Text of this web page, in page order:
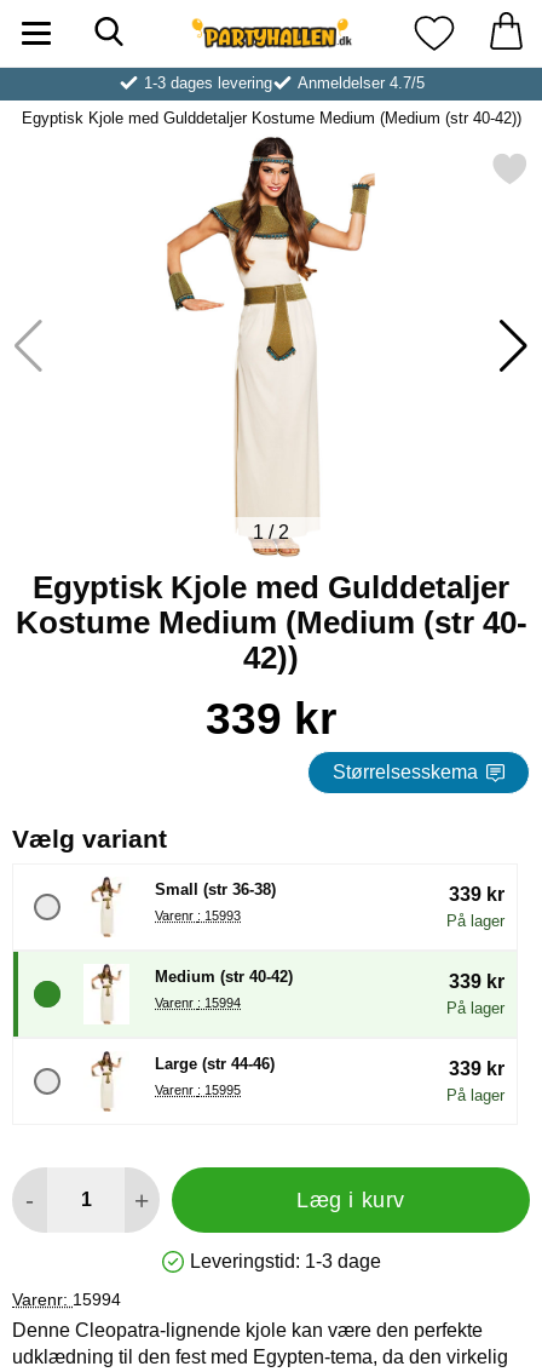
Startside for Partyhallen AB Mine
1-3 dages levering
Anmeldelser 4.7/5
Egyptisk Kjole med Gulddetaljer Kostume Medium (Medium (str 40-42))
Markér egyptisk Kjole med Gulddetaljer
1 / 2
Egyptisk Kjole med Gulddetaljer
Kostume Medium (Medium (str 40-
42))
Køb dette produkt Egyptisk Kjole med Gulddetaljer Kostume
pris
339 kr
Størrelsesskema
Vælg variant, (Valg af en ny radioknap vil
Small (str 36-38)
Varenr : 15993
339 kr
På lager
Medium (str 40-42)
Varenr : 15994
339 kr
På lager
Large (str 44-46)
Varenr : 15995
339 kr
På lager
- + Læg i kurv
Produkttilgængelighed: På lager
Leveringstid: 1-3 dage
Varenr: 15994
Denne Cleopatra-lignende kjole kan være den perfekte
udklædning til den fest med Egypten-tema, da den virkelig